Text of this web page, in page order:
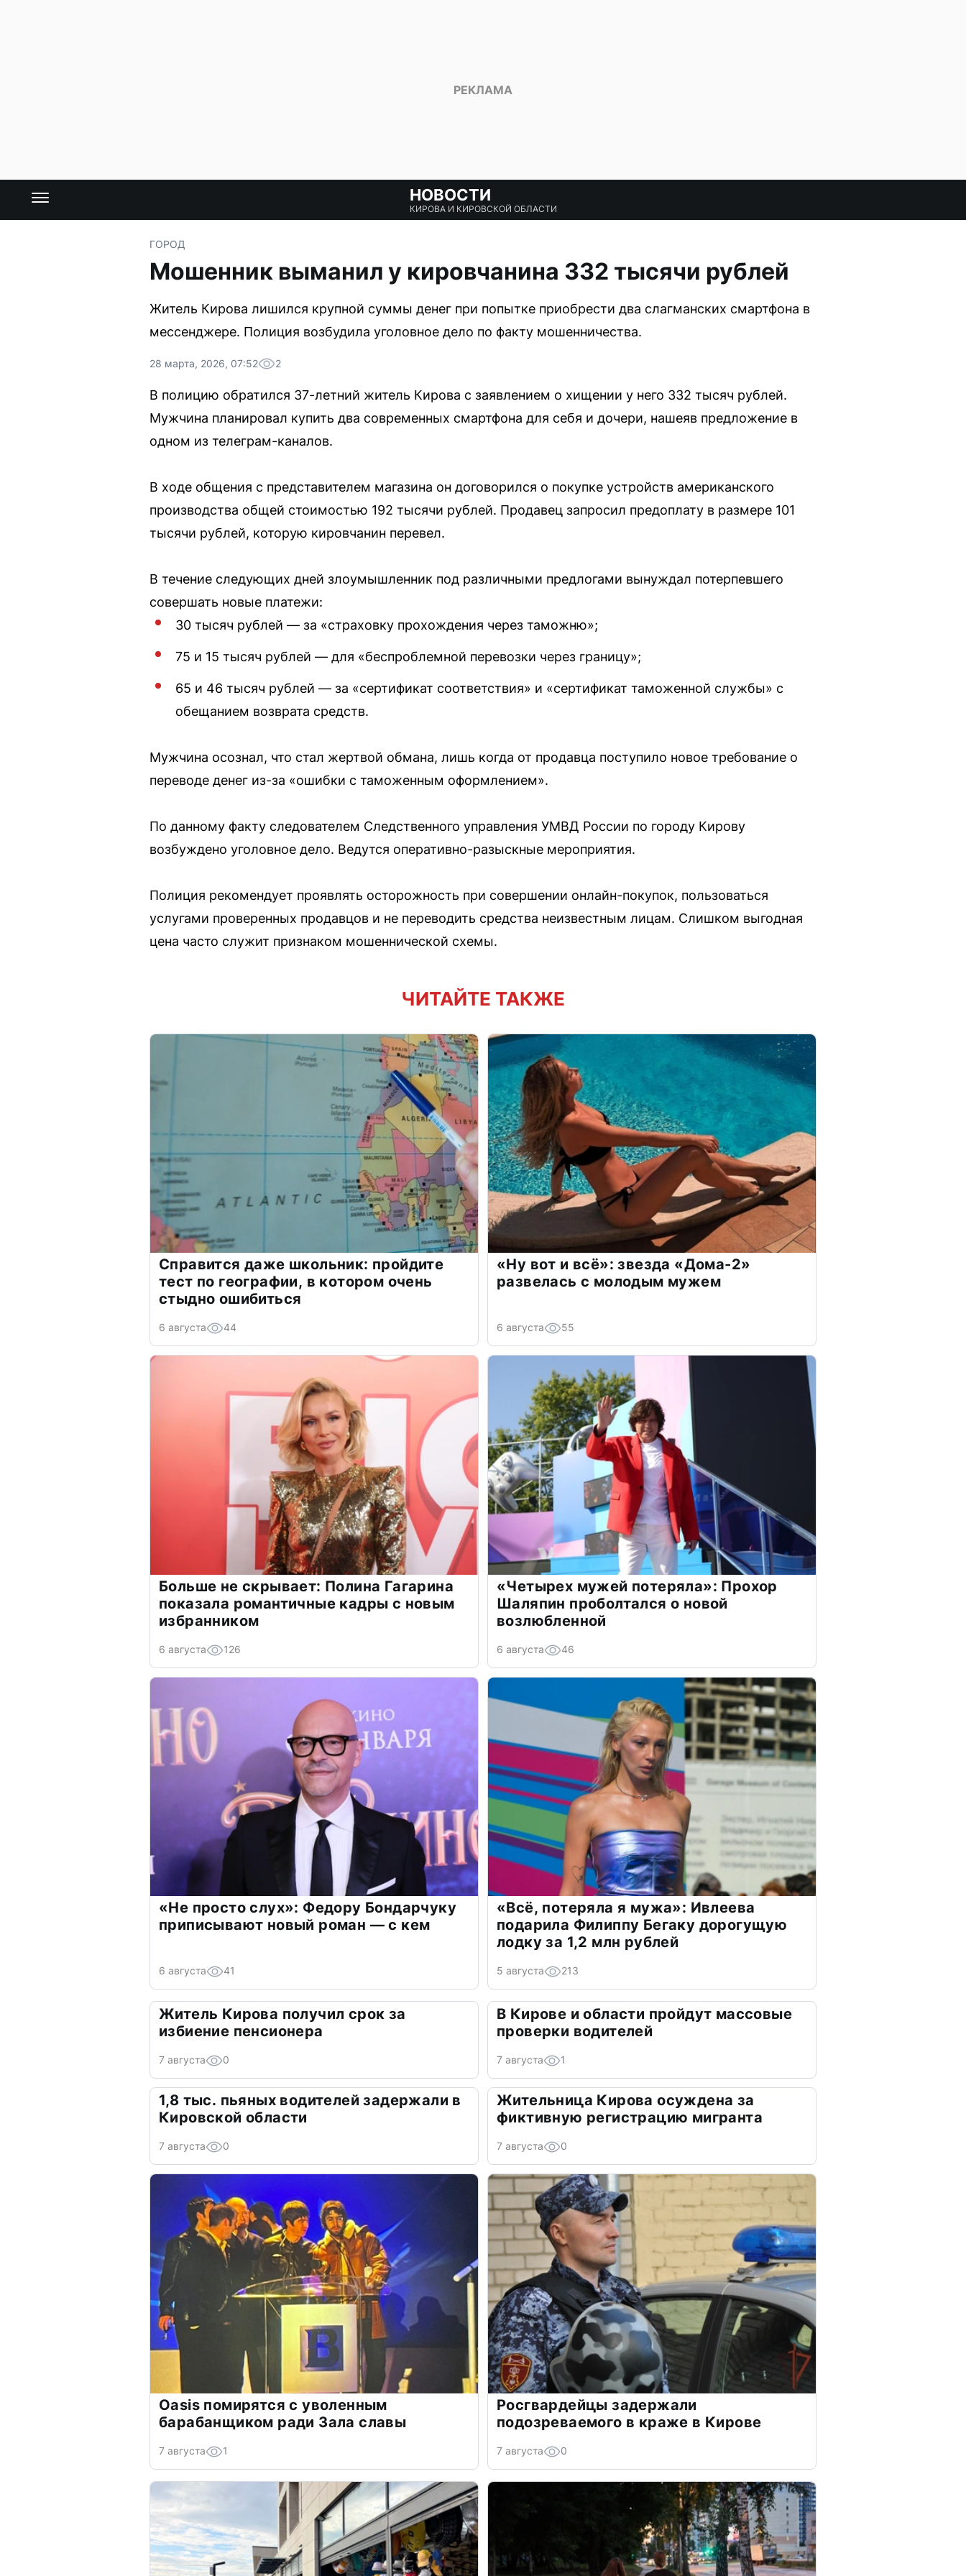
НОВОСТИ
КИРОВА И КИРОВСКОЙ ОБЛАСТИ
ГОРОД
Мошенник выманил у кировчанина 332 тысячи рублей
Житель Кирова лишился крупной суммы денег при попытке приобрести два слагманских смартфона в
мессенджере. Полиция возбудила уголовное дело по факту мошенничества.
28 марта, 2026, 07:52 2
В полицию обратился 37-летний житель Кирова с заявлением о хищении у него 332 тысяч рублей.
Мужчина планировал купить два современных смартфона для себя и дочери, нашеяв предложение в
одном из телеграм-каналов.
В ходе общения с представителем магазина он договорился о покупке устройств американского
производства общей стоимостью 192 тысячи рублей. Продавец запросил предоплату в размере 101
тысячи рублей, которую кировчанин перевел.
В течение следующих дней злоумышленник под различными предлогами вынуждал потерпевшего
совершать новые платежи:
30 тысяч рублей — за «страховку прохождения через таможню»;
75 и 15 тысяч рублей — для «беспроблемной перевозки через границу»;
65 и 46 тысяч рублей — за «сертификат соответствия» и «сертификат таможенной службы» с
обещанием возврата средств.
Мужчина осознал, что стал жертвой обмана, лишь когда от продавца поступило новое требование о
переводе денег из-за «ошибки с таможенным оформлением».
По данному факту следователем Следственного управления УМВД России по городу Кирову
возбуждено уголовное дело. Ведутся оперативно-разыскные мероприятия.
Полиция рекомендует проявлять осторожность при совершении онлайн-покупок, пользоваться
услугами проверенных продавцов и не переводить средства неизвестным лицам. Слишком выгодная
цена часто служит признаком мошеннической схемы.
ЧИТАЙТЕ ТАКЖЕ
Справится даже школьник: пройдите
тест по географии, в котором очень
стыдно ошибиться
6 августа 44
«Ну вот и всё»: звезда «Дома-2»
развелась с молодым мужем
6 августа 55
Больше не скрывает: Полина Гагарина
показала романтичные кадры с новым
избранником
6 августа 126
«Четырех мужей потеряла»: Прохор
Шаляпин проболтался о новой
возлюбленной
6 августа 46
«Не просто слух»: Федору Бондарчуку
приписывают новый роман — с кем
6 августа 41
«Всё, потеряла я мужа»: Ивлеева
подарила Филиппу Бегаку дорогущую
лодку за 1,2 млн рублей
5 августа 213
Житель Кирова получил срок за
избиение пенсионера
7 августа 0
В Кирове и области пройдут массовые
проверки водителей
7 августа 1
1,8 тыс. пьяных водителей задержали в
Кировской области
7 августа 0
Жительница Кирова осуждена за
фиктивную регистрацию мигранта
7 августа 0
Oasis помирятся с уволенным
барабанщиком ради Зала славы
7 августа 1
Росгвардейцы задержали
подозреваемого в краже в Кирове
7 августа 0